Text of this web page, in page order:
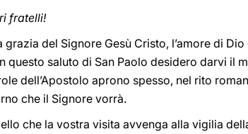
fratelli!
grazia del Signore Gesù Cristo, l’amore di
questo saluto di San Paolo desidero darvi il
dell’Apostolo aprono spesso, nel rito
che il Signore vorrà.
che la vostra visita avvenga alla vigilia